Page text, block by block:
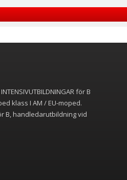
för B
klass I AM / EU-moped.
B, handledarutbildning vid